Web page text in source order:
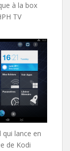
à la box
TV
lance en
de Kodi